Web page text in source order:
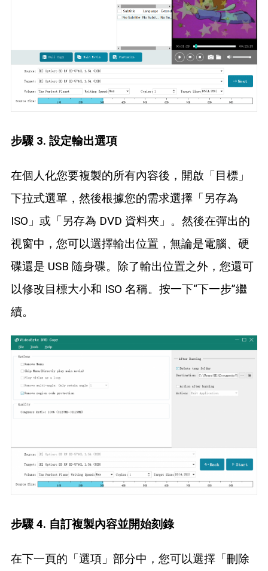
步驟 3. 設定輸出選項
在個人化您要複製的所有內容後，開啟「目標」
下拉式選單，然後根據您的需求選擇「另存為
ISO」或「另存為 DVD 資料夾」。然後在彈出的
視窗中，您可以選擇輸出位置，無論是電腦、硬
碟還是 USB 隨身碟。除了輸出位置之外，您還可
以修改目標大小和 ISO 名稱。按一下“下一步”繼
續。
步驟 4. 自訂複製內容並開始刻錄
在下一頁的「選項」部分中，您可以選擇「刪除